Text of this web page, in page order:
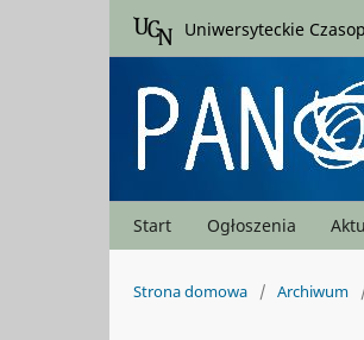
Start Ogłoszenia
Uniwersyteckie
Strona domowa / Archiwum